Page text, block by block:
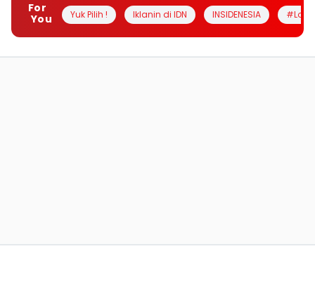
For
You
Yuk Pilih ! Iklanin di IDN INSIDENESIA